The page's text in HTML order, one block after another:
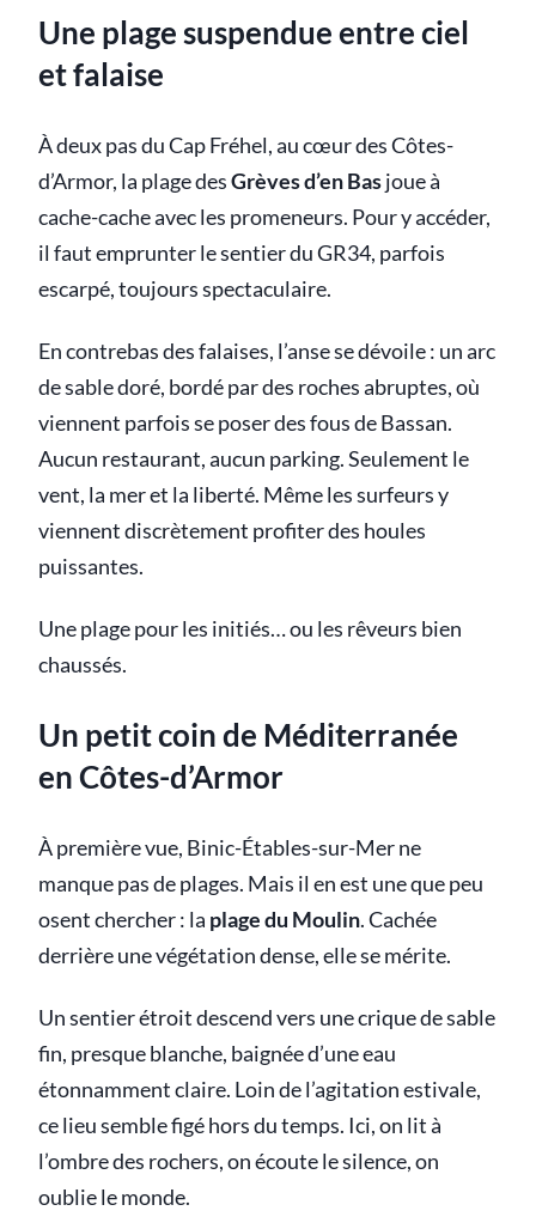
Une plage suspendue entre ciel
et falaise
À deux pas du Cap Fréhel, au cœur des Côtes-
d’Armor, la plage desGrèves d’en Basjoue à
cache-cache avec les promeneurs. Pour y accéder,
il faut emprunter le sentier du GR34, parfois
escarpé, toujours spectaculaire.
En contrebas des falaises, l’anse se dévoile : un arc
de sable doré, bordé par des roches abruptes, où
viennent parfois se poser des fous de Bassan.
Aucun restaurant, aucun parking. Seulement le
vent, la mer et la liberté. Même les surfeurs y
viennent discrètement profiter des houles
puissantes.
Une plage pour les initiés… ou les rêveurs bien
chaussés.
Un petit coin de Méditerranée
en Côtes-d’Armor
À première vue, Binic-Étables-sur-Mer ne
manque pas de plages. Mais il en est une que peu
osent chercher : la plage du Moulin. Cachée
derrière une végétation dense, elle se mérite.
Un sentier étroit descend vers une crique de sable
fin, presque blanche, baignée d’une eau
étonnamment claire. Loin de l’agitation estivale,
ce lieu semble figé hors du temps. Ici, on lit à
l’ombre des rochers, on écoute le silence, on
oublie le monde.